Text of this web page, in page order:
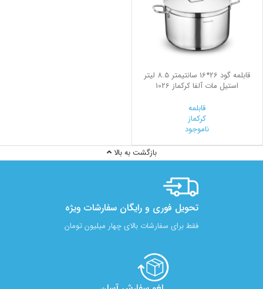
قابلمه گود 26*16 سانتیمتر 8.5 لیتر
استیل مات آلفا کرکماز 1026
قابلمه
کرکماز
ناموجود
بازگشت به بالا
تحویل فوری و رایگان سفارشات ویژه
فقط برای سفارشات بالای چهار میلیون تومان